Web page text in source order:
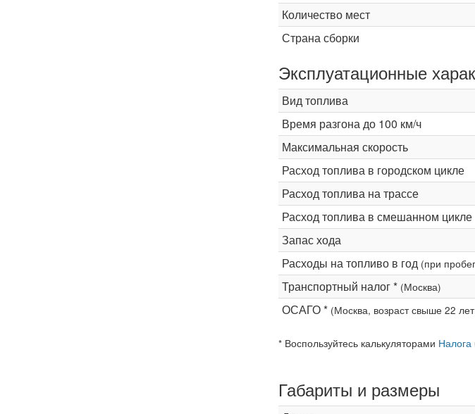
Количество мест
Страна сборки
Эксплуатационные
Вид топлива
Время разгона до 100 км/ч
Максимальная скорость
Расход топлива в городском цикле
Расход топлива на трассе
Расход топлива в смешанном цикле
Запас хода
Расходы на топливо в год (при
Транспортный налог * (Москва)
ОСАГО * (Москва, возраст свыше 22
* Воспользуйтесь калькуляторами Налога
Габариты и размеры